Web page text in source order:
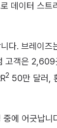
데이터 스
니다. 브레이
고객은
2 50만 달러,
에 어긋납